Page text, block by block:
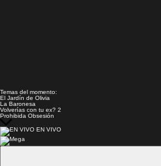
Temas del momento:
El Jardín de Olivia
La Baronesa
Volverías con tu ex? 2
Prohibida Obsesión
EN VIVO